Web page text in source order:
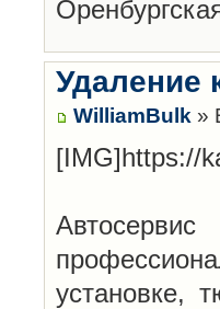
Удаление
WilliamBulk »
[IMG]https://
установке,